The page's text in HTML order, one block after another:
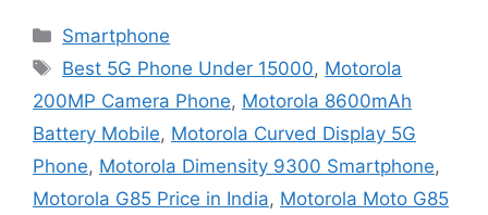
Categories
Smartphone
Tags
Best 5G Phone Under 15000, Motorola
200MP Camera Phone, Motorola 8600mAh
Battery Mobile, Motorola Curved Display 5G
Phone, Motorola Dimensity 9300 Smartphone,
Motorola G85 Price in India, Motorola Moto G85